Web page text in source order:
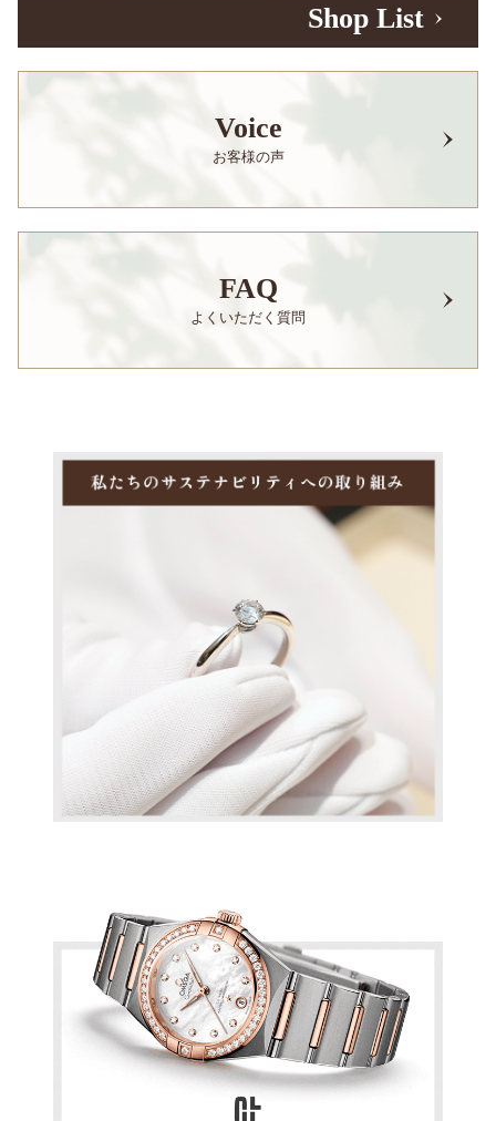
Shop List
Voice
お客様の声
FAQ
よくいただく質問